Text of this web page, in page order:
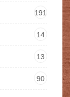
191
14
13
90